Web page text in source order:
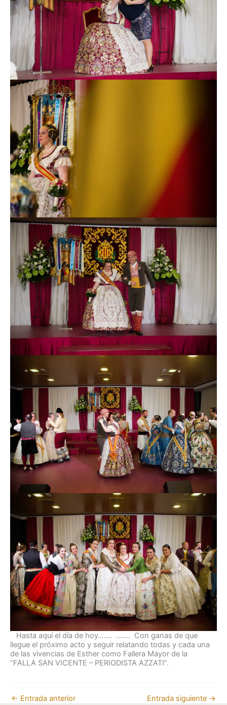
Hasta aquí el día de hoy……. ……. Con ganas de que
llegue el próximo acto y seguir relatando todas y cada una
de las vivencias de Esther como Fallera Mayor de la
“FALLA SAN VICENTE – PERIODISTA AZZATI”.
← Entrada anterior Entrada siguiente →